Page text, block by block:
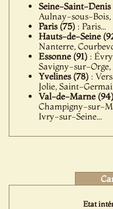
Seine-Saint-Denis
Aulnay-sous-Bois,
Paris (75) : Paris...
Hauts-de-Seine
Nanterre,
Essonne (91) :
Savigny-sur-Orge,
Yvelines (78) :
Jolie, Saint-
Val-de-Marne (94)
Champigny-sur-
Ivry-sur-Seine...
Etat